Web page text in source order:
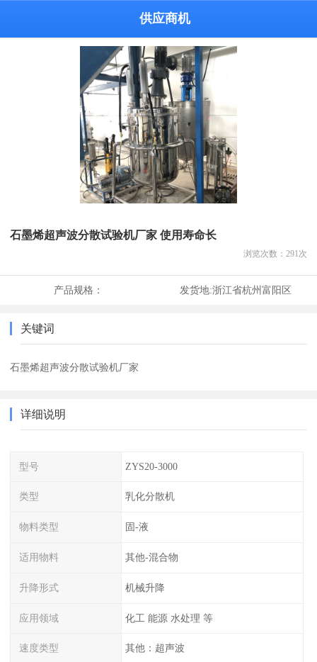
供应商机
石墨烯超声波分散试验机厂家 使用寿命长
浏览次数： 291 次
产品规格： 发货地:浙江省杭州富阳区
关键词
石墨烯超声波分散试验机厂家
详细说明
型号 ZYS20-3000
类型 乳化分散机
物料类型 固-液
适用物料 其他-混合物
升降形式 机械升降
应用领域 化工 能源 水处理 等
速度类型 其他：超声波